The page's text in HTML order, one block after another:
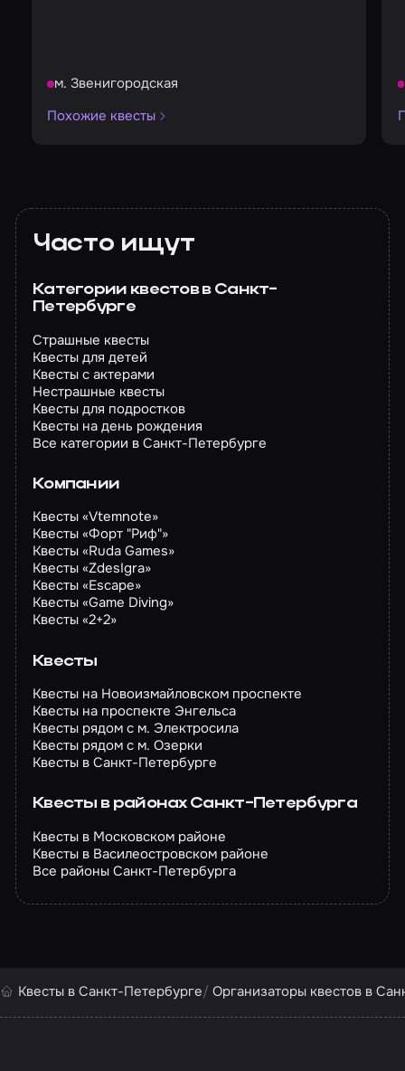
м. Звенигородская
Похожие квесты
Часто ищут
Категории квестов в Санкт-
Петербурге
Страшные квесты
Квесты для детей
Квесты с актерами
Нестрашные квесты
Квесты для подростков
Квесты на день рождения
Все категории в Санкт-Петербурге
Компании
Квесты «Vtemnote»
Квесты «Форт "Риф"»
Квесты «Ruda Games»
Квесты «ZdesIgra»
Квесты «Escape»
Квесты «Game Diving»
Квесты «2+2»
Квесты
Квесты на Новоизмайловском проспекте
Квесты на проспекте Энгельса
Квесты рядом с м. Электросила
Квесты рядом с м. Озерки
Квесты в Санкт-Петербурге
Квесты в районах Санкт-Петербурга
Квесты в Московском районе
Квесты в Василеостровском районе
Все районы Санкт-Петербурга
Квесты в Санкт-Петербурге Организаторы квестов в